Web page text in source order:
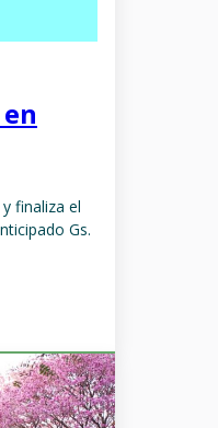
finaliza el
Gs.